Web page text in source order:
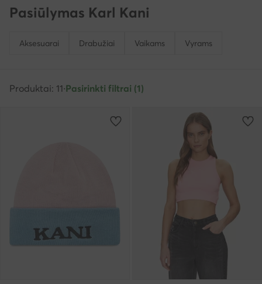
Pasiūlymas Karl Kani
Aksesuarai Drabužiai Vaikams Vyrams
Produktai: 11·Pasirinkti filtrai (1)